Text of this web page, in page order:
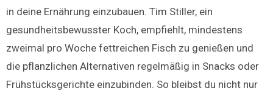
in deine Ernährung einzubauen. Tim Stiller, ein
gesundheitsbewusster Koch, empfiehlt, mindestens
zweimal pro Woche fettreichen Fisch zu genießen und
die pflanzlichen Alternativen regelmäßig in Snacks oder
Frühstücksgerichte einzubinden. So bleibst du nicht nur